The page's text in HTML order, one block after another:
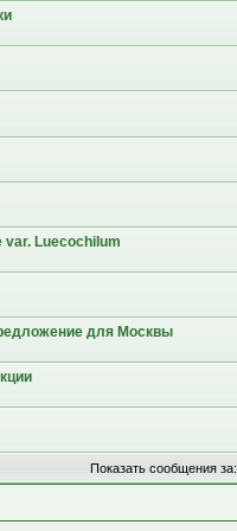
Luecochilum
для Москвы
Показать сообщения за: